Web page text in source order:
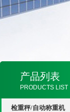
产品列表
PRODUCTS LIST
检重秤/自动称重机